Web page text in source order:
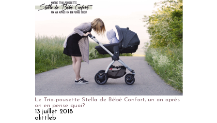
Le Trio-pousette Stella de Bébé Confort, un an après
on en pense quoi?
13 juillet 2018
alittleb